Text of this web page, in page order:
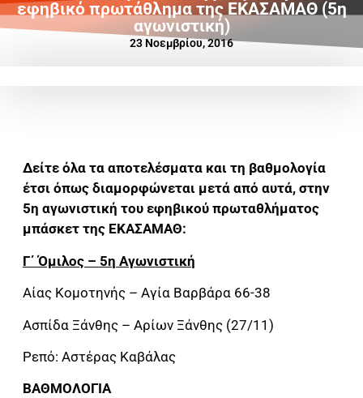
εφηβικό πρωτάθλημα της ΕΚΑΣΑΜΑΘ (5η
αγωνιστική)
23 Νοεμβρίου, 2016
Δείτε όλα τα αποτελέσματα και τη βαθμολογία
έτσι όπως διαμορφώνεται μετά από αυτά, στην
5η αγωνιστική του εφηβικού πρωταθλήματος
μπάσκετ της ΕΚΑΣΑΜΑΘ:
Γ΄ Όμιλος – 5η Αγωνιστική
Αίας Κομοτηνής – Αγία Βαρβάρα 66-38
Ασπίδα Ξάνθης – Αρίων Ξάνθης (27/11)
Ρεπό: Αστέρας Καβάλας
ΒΑΘΜΟΛΟΓΙΑ